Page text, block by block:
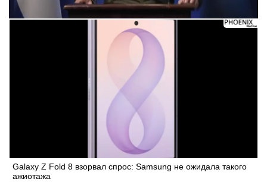
Galaxy Z Fold 8 взорвал спрос: Samsung не ожидала такого
ажиотажа